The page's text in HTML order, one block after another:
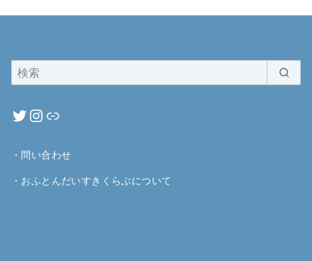
・ 問い合わせ
・ おふとんだいすきくらぶについて